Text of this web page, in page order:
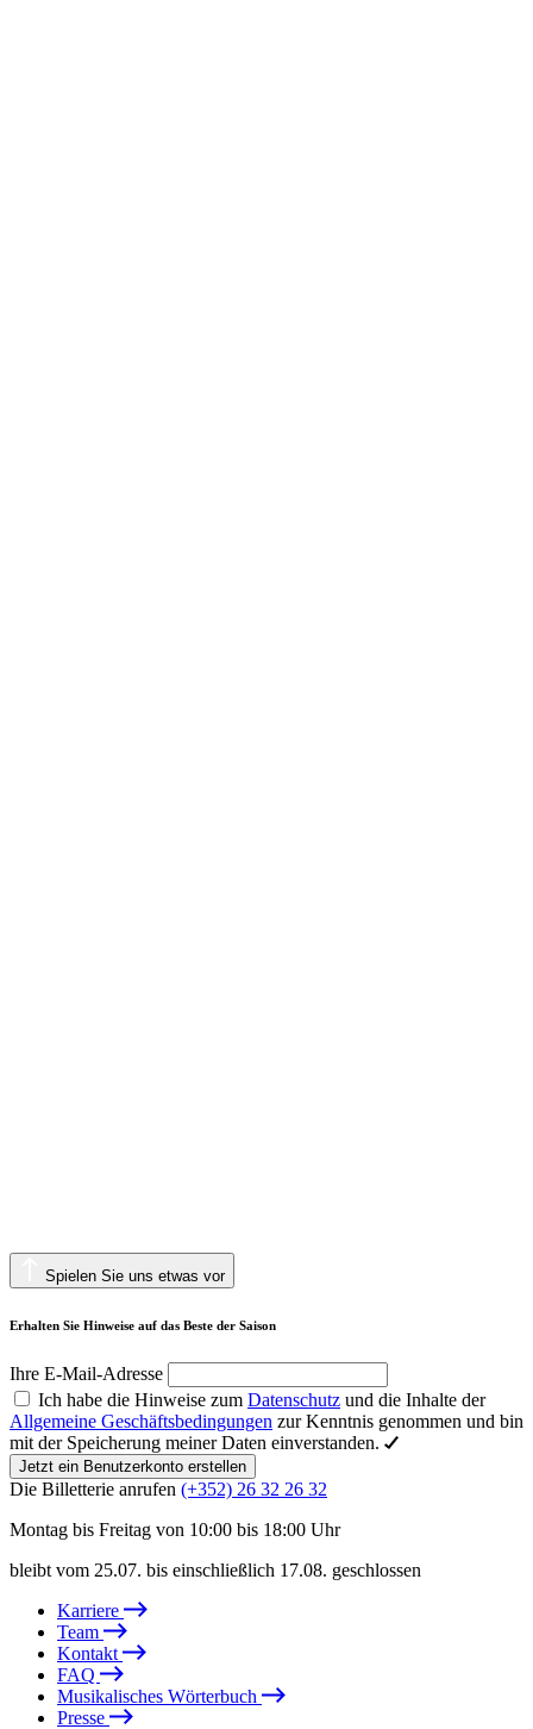
Spielen Sie uns etwas vor
Erhalten Sie Hinweise auf das Beste der Saison
Ihre E-Mail-Adresse
Ich habe die Hinweise zum Datenschutz und die Inhalte der
Allgemeine Geschäftsbedingungen zur Kenntnis genommen und bin
mit der Speicherung meiner Daten einverstanden.
Jetzt ein Benutzerkonto erstellen
Die Billetterie anrufen (+352) 26 32 26 32
Montag bis Freitag von 10:00 bis 18:00 Uhr
bleibt vom 25.07. bis einschließlich 17.08. geschlossen
Karriere
Team
Kontakt
FAQ
Musikalisches Wörterbuch
Presse